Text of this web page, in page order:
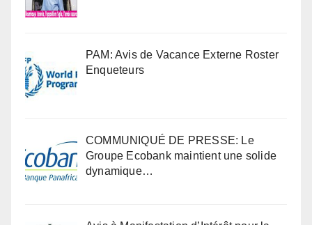
PAM: Avis de Vacance Externe Roster
Enqueteurs
COMMUNIQUÉ DE PRESSE: Le
Groupe Ecobank maintient une solide
dynamique…